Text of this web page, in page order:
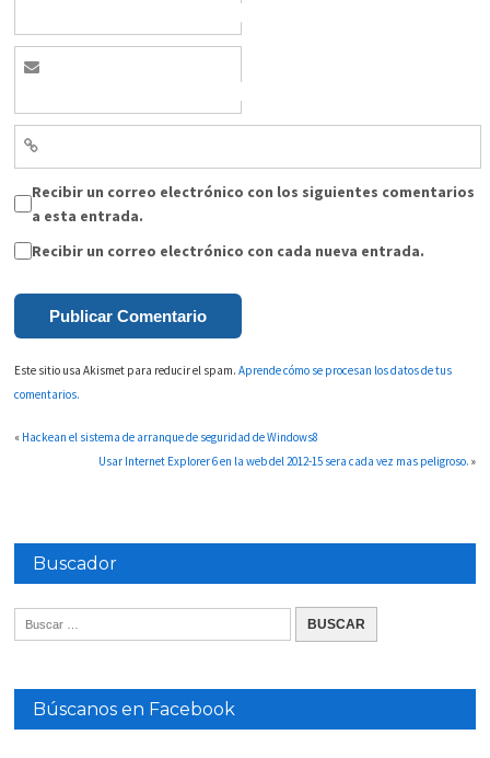
Recibir un correo electrónico con los siguientes comentarios
a esta entrada.
Recibir un correo electrónico con cada nueva entrada.
Este sitio usa Akismet para reducir el spam.Aprende cómo se procesan los datos de tus
comentarios.
« Hackean el sistema de arranque de seguridad de Windows8
Usar Internet Explorer 6 en la web del 2012-15 sera cada vez mas peligroso. »
Buscador
Búscanos en Facebook